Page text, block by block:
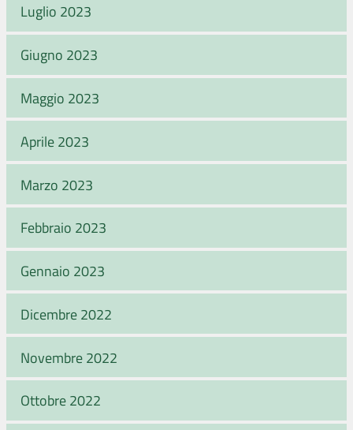
Luglio 2023
Giugno 2023
Maggio 2023
Aprile 2023
Marzo 2023
Febbraio 2023
Gennaio 2023
Dicembre 2022
Novembre 2022
Ottobre 2022